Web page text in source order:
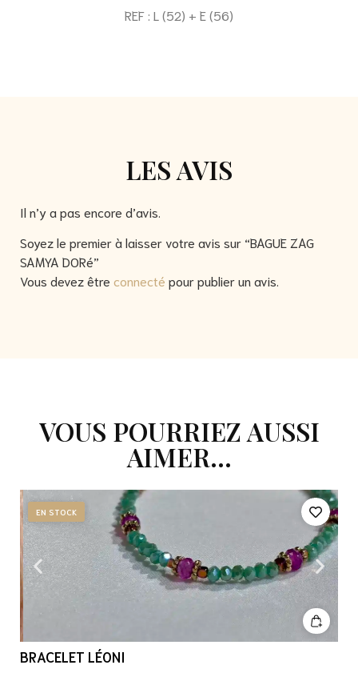
REF : L (52) + E (56)
LES AVIS
Il n’y a pas encore d’avis.
Soyez le premier à laisser votre avis sur “BAGUE ZAG
SAMYA DORé”
Vous devez être connecté pour publier un avis.
VOUS POURRIEZ AUSSI
AIMER...
EN STOCK
BRACELET LÉONI